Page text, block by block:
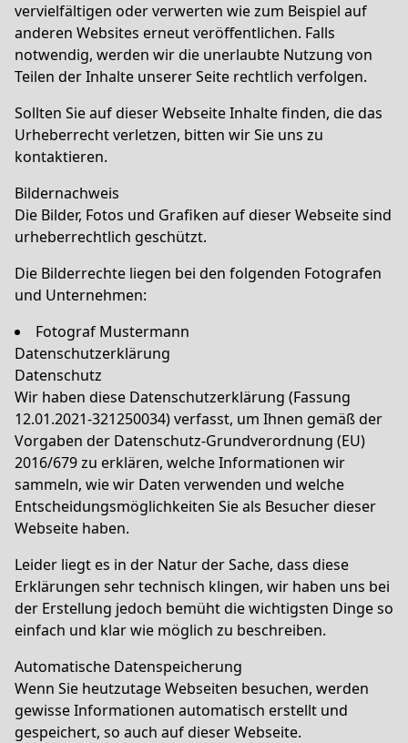
vervielfältigen oder verwerten wie zum Beispiel auf
anderen Websites erneut veröffentlichen. Falls
notwendig, werden wir die unerlaubte Nutzung von
Teilen der Inhalte unserer Seite rechtlich verfolgen.
Sollten Sie auf dieser Webseite Inhalte finden, die das
Urheberrecht verletzen, bitten wir Sie uns zu
kontaktieren.
Bildernachweis
Die Bilder, Fotos und Grafiken auf dieser Webseite sind
urheberrechtlich geschützt.
Die Bilderrechte liegen bei den folgenden Fotografen
und Unternehmen:
Fotograf Mustermann
Datenschutzerklärung
Datenschutz
Wir haben diese Datenschutzerklärung (Fassung
12.01.2021-321250034) verfasst, um Ihnen gemäß der
Vorgaben der Datenschutz-Grundverordnung (EU)
2016/679zu erklären, welche Informationen wir
sammeln, wie wir Daten verwenden und welche
Entscheidungsmöglichkeiten Sie als Besucher dieser
Webseite haben.
Leider liegt es in der Natur der Sache, dass diese
Erklärungen sehr technisch klingen, wir haben uns bei
der Erstellung jedoch bemüht die wichtigsten Dinge so
einfach und klar wie möglich zu beschreiben.
Automatische Datenspeicherung
Wenn Sie heutzutage Webseiten besuchen, werden
gewisse Informationen automatisch erstellt und
gespeichert, so auch auf dieser Webseite.